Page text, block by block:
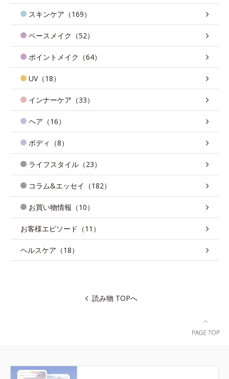
スキンケア（169）
ベースメイク（52）
ポイントメイク（64）
UV（18）
インナーケア（33）
ヘア（16）
ボディ（8）
ライフスタイル（23）
コラム&エッセイ（182）
お買い物情報（10）
お客様エピソード（11）
ヘルスケア（18）
読み物 TOPへ